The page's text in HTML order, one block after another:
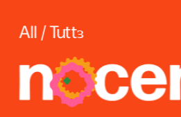
All / Tuttɜ